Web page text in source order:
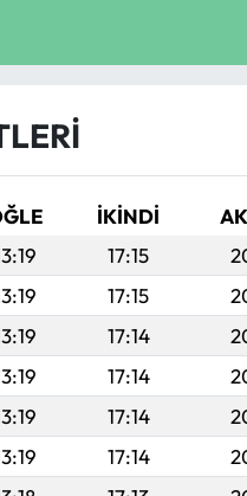
İKINDI
17:15
17:15
17:14
17:14
17:14
17:14